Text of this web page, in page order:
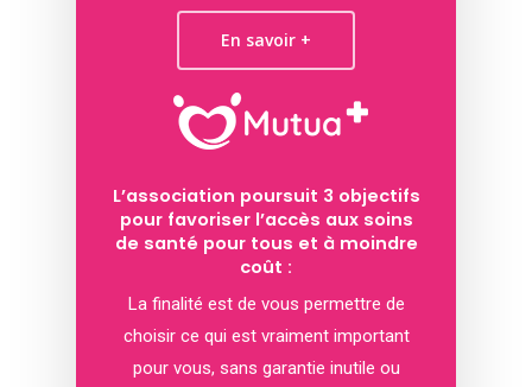
En savoir +
L’association poursuit 3 objectifs
pour favoriser l’accès aux soins
de santé pour tous et à moindre
coût :
La finalité est de vous permettre de
choisir ce qui est vraiment important
pour vous, sans garantie inutile ou